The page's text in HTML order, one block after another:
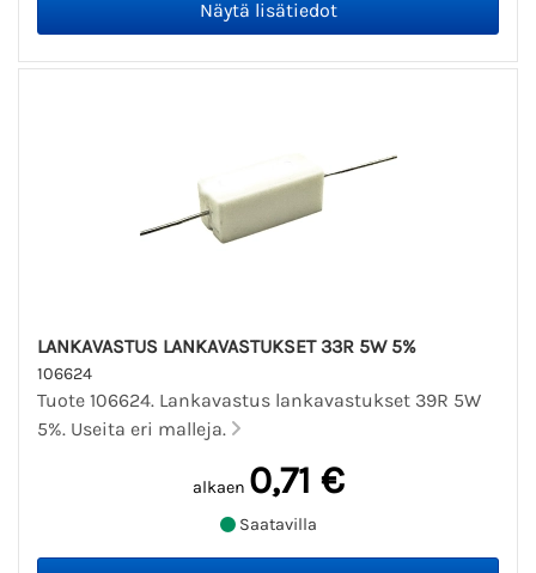
LANKAVASTUS LANKAVASTUKSET 33R 5W 5%
106624
Tuote 106624. Lankavastus lankavastukset 39R 5W
5%. Useita eri malleja.
alkaen 0,71 €
Saatavilla